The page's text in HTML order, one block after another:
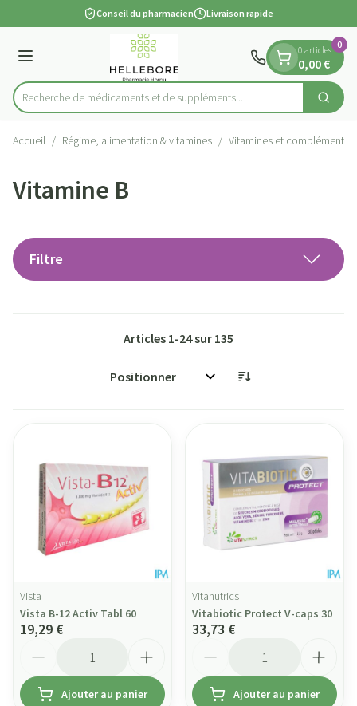
1 de 1 Conseil du pharmacien Livraison rapide
Menu
Rechercher
Recherche de médicaments et de
0 articles
0,00 €
0
Accueil / Régime, alimentation & vitamines / Vitamines et compléments
Vitamine B
Filtre
Articles 1-24sur 135
Trier par:
Vista
Vista B-12 Activ Tabl 60
19,29 €
Ajouter au panier
Vitanutrics
Vitabiotic Protect V-caps 30
33,73 €
Ajouter au panier